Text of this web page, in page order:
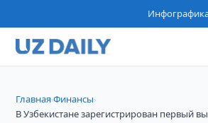
Главная›Финансы›
В Узбекистане зарегистрирован первый